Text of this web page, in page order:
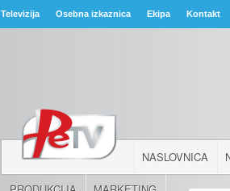
Televizija Osebna izkaznica Ekipa Kontakt
NASLOVNICA